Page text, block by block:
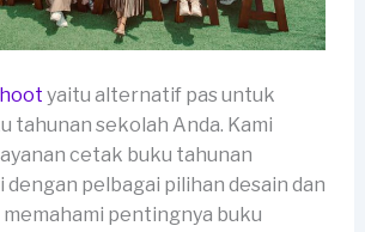
yaitu alternatif pas untuk
tahunan sekolah Anda. Kami
cetak buku tahunan
pelbagai pilihan desain dan
pentingnya buku